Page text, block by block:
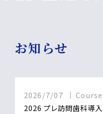
お知らせ
2026/7/07
Course
2026 プレ訪問歯科導入